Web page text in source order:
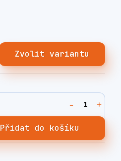
Zvolit variantu
Přidat do košíku